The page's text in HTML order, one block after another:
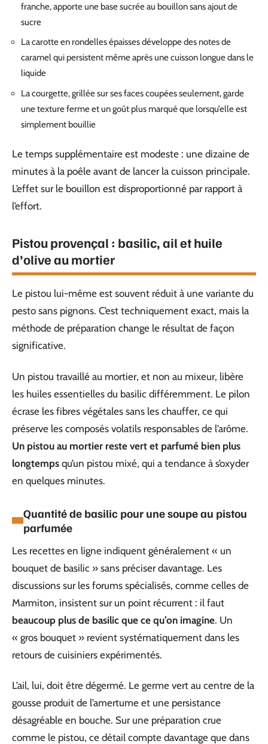
franche, apporte une base sucrée au bouillon sans ajout de
sucre
La carotte en rondelles épaisses développe des notes de
caramel qui persistent même après une cuisson longue dans le
liquide
La courgette, grillée sur ses faces coupées seulement, garde
une texture ferme et un goût plus marqué que lorsqu’elle est
simplement bouillie
Le temps supplémentaire est modeste : une dizaine de
minutes à la poêle avant de lancer la cuisson principale.
L’effet sur le bouillon est disproportionné par rapport à
l’effort.
Pistou provençal : basilic, ail et huile
d’olive au mortier
Le pistou lui-même est souvent réduit à une variante du
pesto sans pignons. C’est techniquement exact, mais la
méthode de préparation change le résultat de façon
significative.
Un pistou travaillé au mortier, et non au mixeur, libère
les huiles essentielles du basilic différemment. Le pilon
écrase les fibres végétales sans les chauffer, ce qui
préserve les composés volatils responsables de l’arôme.
Un pistou au mortier reste vert et parfumé bien plus
longtemps qu’un pistou mixé, qui a tendance à s’oxyder
en quelques minutes.
Quantité de basilic pour une soupe au pistou
parfumée
Les recettes en ligne indiquent généralement « un
bouquet de basilic » sans préciser davantage. Les
discussions sur les forums spécialisés, comme celles de
Marmiton, insistent sur un point récurrent : il faut
beaucoup plus de basilic que ce qu’on imagine. Un
« gros bouquet » revient systématiquement dans les
retours de cuisiniers expérimentés.
L’ail, lui, doit être dégermé. Le germe vert au centre de la
gousse produit de l’amertume et une persistance
désagréable en bouche. Sur une préparation crue
comme le pistou, ce détail compte davantage que dans